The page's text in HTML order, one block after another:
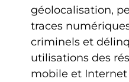
géolocalisation,
traces
criminels et
utilisations des
mobile et